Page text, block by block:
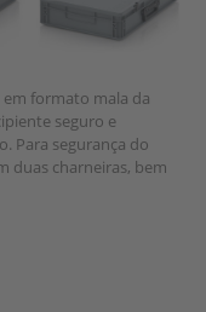
em formato mala da
seguro e
Para segurança do
duas charneiras, bem